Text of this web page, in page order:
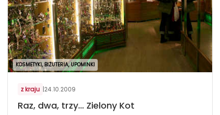
KOSMETYKI, BIŻUTERIA, UPOMINKI
z kraju |24.10.2009
Raz, dwa, trzy... Zielony Kot